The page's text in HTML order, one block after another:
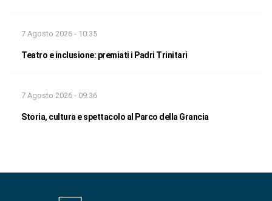
7 Agosto 2026 - 10:35
Teatro e inclusione: premiati i Padri Trinitari
7 Agosto 2026 - 09:36
Storia, cultura e spettacolo al Parco della Grancia